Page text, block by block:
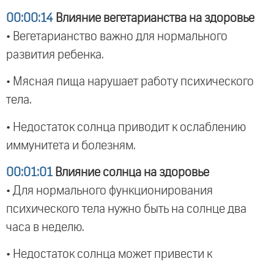
00:00:14 Влияние вегетарианства на здоровье
• Вегетарианство важно для нормального
развития ребенка.
• Мясная пища нарушает работу психического
тела.
• Недостаток солнца приводит к ослаблению
иммунитета и болезням.
00:01:01 Влияние солнца на здоровье
• Для нормального функционирования
психического тела нужно быть на солнце два
часа в неделю.
• Недостаток солнца может привести к